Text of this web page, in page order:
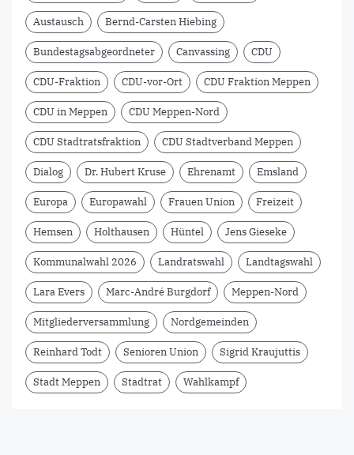
Austausch Bernd-Carsten Hiebing
Bundestagsabgeordneter Canvassing CDU
CDU-Fraktion CDU-vor-Ort CDU Fraktion Meppen
CDU in Meppen CDU Meppen-Nord
CDU Stadtratsfraktion CDU Stadtverband Meppen
Dialog Dr. Hubert Kruse Ehrenamt Emsland
Europa Europawahl Frauen Union Freizeit
Hemsen Holthausen Hüntel Jens Gieseke
Kommunalwahl 2026 Landratswahl Landtagswahl
Lara Evers Marc-André Burgdorf Meppen-Nord
Mitgliederversammlung Nordgemeinden
Reinhard Todt Senioren Union Sigrid Kraujuttis
Stadt Meppen Stadtrat Wahlkampf